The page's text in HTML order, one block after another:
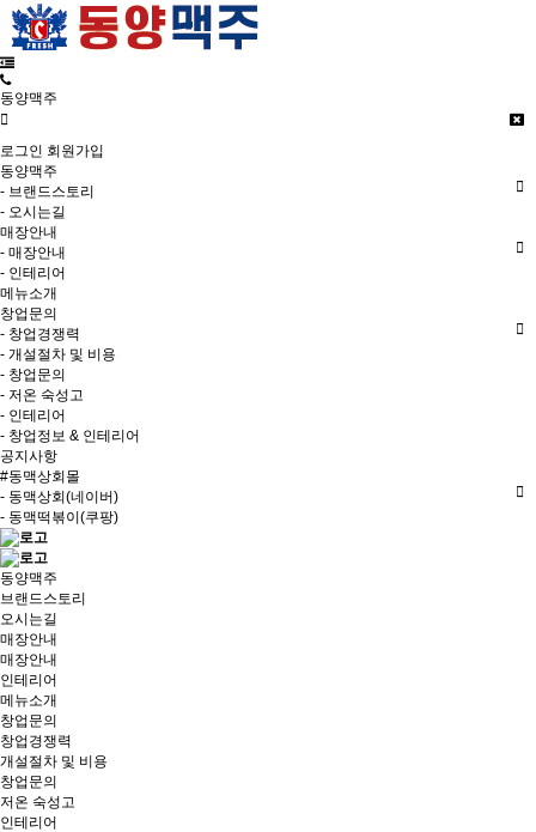
동양맥주
로그인 회원가입
동양맥주
- 브랜드스토리
- 오시는길
매장안내
- 매장안내
- 인테리어
메뉴소개
창업문의
- 창업경쟁력
- 개설절차 및 비용
- 창업문의
- 저온 숙성고
- 인테리어
- 창업정보 & 인테리어
공지사항
#동맥상회몰
- 동맥상회(네이버)
- 동맥떡볶이(쿠팡)
동양맥주
브랜드스토리
오시는길
매장안내
매장안내
인테리어
메뉴소개
창업문의
창업경쟁력
개설절차 및 비용
창업문의
저온 숙성고
인테리어